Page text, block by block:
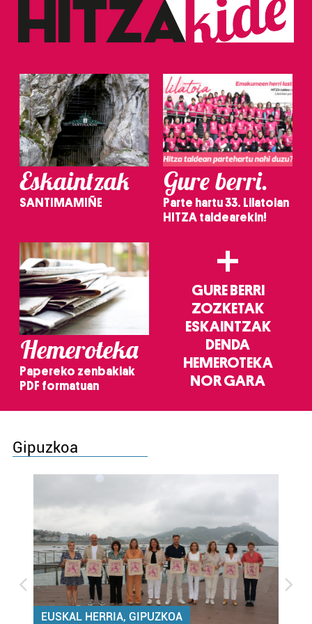
Eskaintzak
SANTIMAMIÑE
Gure berri.
Parte hartu 33. Lilatoian
HITZA taldearekin!
Hemeroteka
Papereko zenbakiak
PDF formatuan
+
GURE BERRI
ZOZKETAK
ESKAINTZAK
DENDA
HEMEROTEKA
NOR GARA
Gipuzkoa
EUSKAL HERRIA, GIPUZKOA